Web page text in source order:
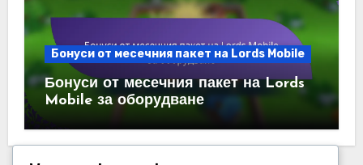
Бонуси от месечния пакет на Lords Mobile
Бонуси от месечния пакет на Lords
Mobile за оборудване